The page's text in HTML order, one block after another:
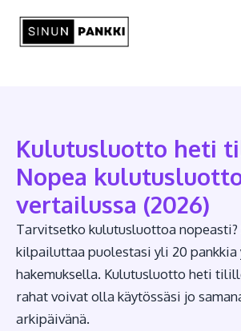
sisältöön
Kulutusluotto heti
Nopea
vertailussa (2026)
Tarvitsetko kulutusluottoa nopeasti?
kilpailuttaa puolestasi yli 20 pankkia
hakemuksella. Kulutusluotto heti
rahat voivat olla käytössäsi jo
arkipäivänä.